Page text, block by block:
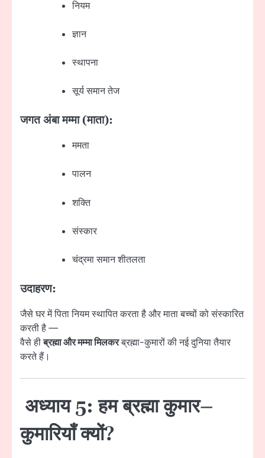
नियम
ज्ञान
स्थापना
सूर्य समान तेज
जगत अंबा मम्मा (माता):
ममता
पालन
शक्ति
संस्कार
चंद्रमा समान शीतलता
उदाहरण:
जैसे घर में पिता नियम स्थापित करता है और माता बच्चों को संस्कारित
करती है —
वैसे हीब्रह्मा और मम्मा मिलकरब्रह्मा-कुमारों की नई दुनिया तैयार
करते हैं।
अध्याय 5: हम ब्रह्मा कुमार–
कुमारियाँ क्यों?